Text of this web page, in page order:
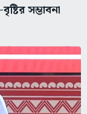
সম্ভাবনা